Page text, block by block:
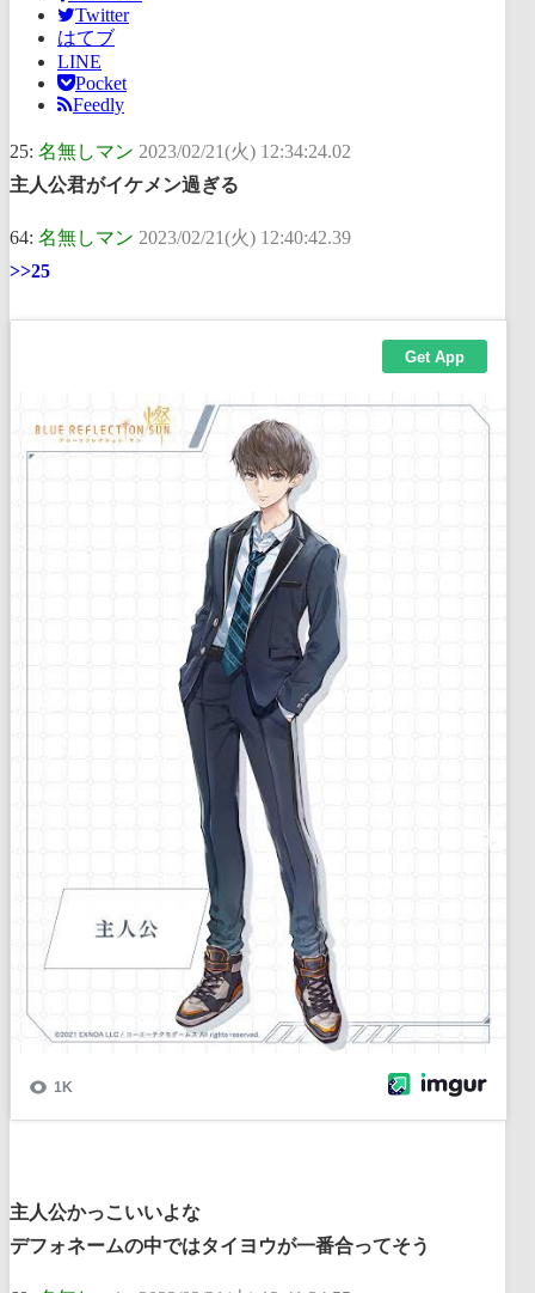
Twitter
はてブ
LINE
Pocket
Feedly
25: 名無しマン 2023/02/21(火) 12:34:24.02
主人公君がイケメン過ぎる
64: 名無しマン 2023/02/21(火) 12:40:42.39
>>25
主人公かっこいいよな
デフォネームの中ではタイヨウが一番合ってそう